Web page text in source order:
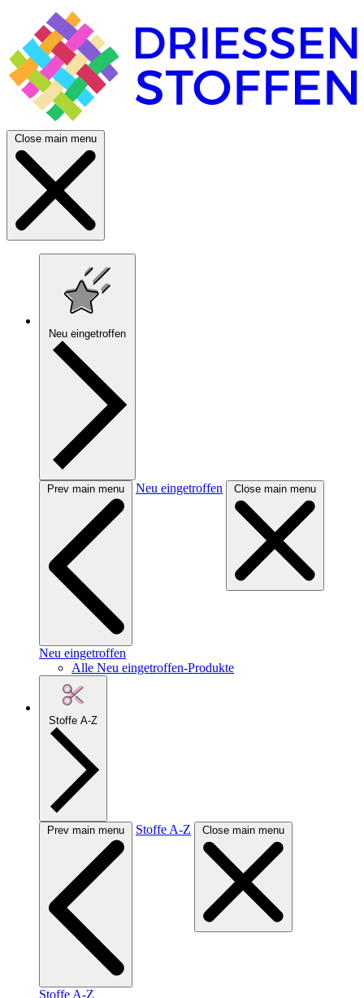
Close main menu
Neu eingetroffen
Prev main menu Neu eingetroffen Close main menu
Neu eingetroffen
Alle Neu eingetroffen-Produkte
Stoffe A-Z
Prev main menu Stoffe A-Z Close main menu
Stoffe A-Z